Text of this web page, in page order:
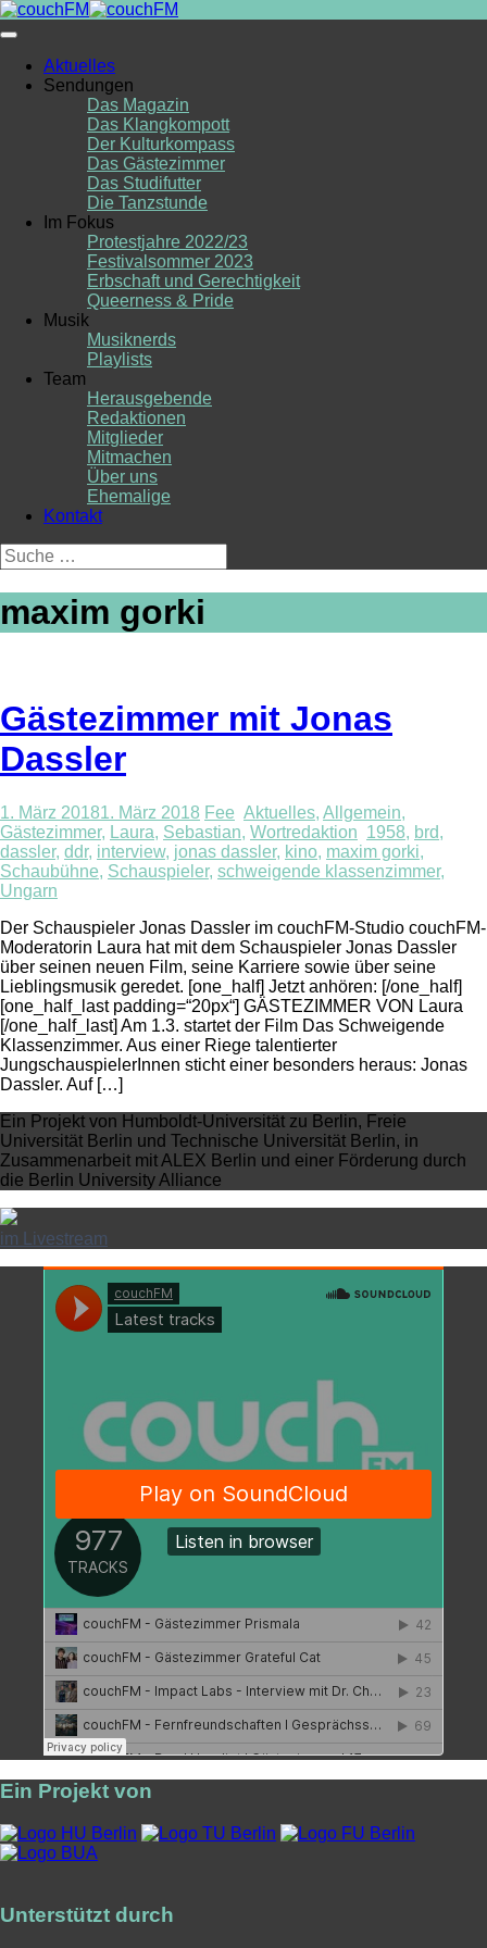
Skip
to
Aktuelles
Sendungen
Das Magazin
Das Klangkompott
Der Kulturkompass
Das Gästezimmer
Das Studifutter
Die Tanzstunde
Im Fokus
Protestjahre 2022/23
Festivalsommer 2023
Erbschaft und Gerechtigkeit
Queerness & Pride
Musik
Musiknerds
Playlists
Team
Herausgebende
Redaktionen
Mitglieder
Mitmachen
Über uns
Ehemalige
Kontakt
Suche
nach:
maxim gorki
Gästezimmer mit Jonas
Dassler
1. März 20181. März 2018 Fee Aktuelles, Allgemein,
Gästezimmer, Laura, Sebastian, Wortredaktion 1958, brd,
dassler, ddr, interview, jonas dassler, kino, maxim gorki,
Schaubühne, Schauspieler, schweigende klassenzimmer,
Ungarn
Der Schauspieler Jonas Dassler im couchFM-Studio couchFM-
Moderatorin Laura hat mit dem Schauspieler Jonas Dassler
über seinen neuen Film, seine Karriere sowie über seine
Lieblingsmusik geredet. [one_half] Jetzt anhören: [/one_half]
[one_half_last padding=“20px“] GÄSTEZIMMER VON Laura
[/one_half_last] Am 1.3. startet der Film Das Schweigende
Klassenzimmer. Aus einer Riege talentierter
JungschauspielerInnen sticht einer besonders heraus: Jonas
Dassler. Auf […]
Ein Projekt von Humboldt-Universität zu Berlin, Freie
Universität Berlin und Technische Universität Berlin, in
Zusammenarbeit mit ALEX Berlin und einer Förderung durch
die Berlin University Alliance
im Livestream
Ein Projekt von
Unterstützt durch